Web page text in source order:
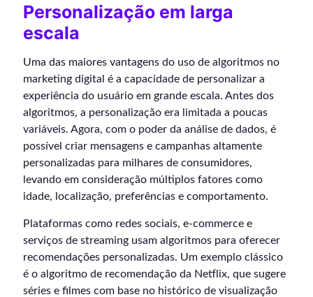
Personalização em larga
escala
Uma das maiores vantagens do uso de algoritmos no
marketing digital é a capacidade de personalizar a
experiência do usuário em grande escala. Antes dos
algoritmos, a personalização era limitada a poucas
variáveis. Agora, com o poder da análise de dados, é
possível criar mensagens e campanhas altamente
personalizadas para milhares de consumidores,
levando em consideração múltiplos fatores como
idade, localização, preferências e comportamento.
Plataformas como redes sociais, e-commerce e
serviços de streaming usam algoritmos para oferecer
recomendações personalizadas. Um exemplo clássico
é o algoritmo de recomendação da Netflix, que sugere
séries e filmes com base no histórico de visualização